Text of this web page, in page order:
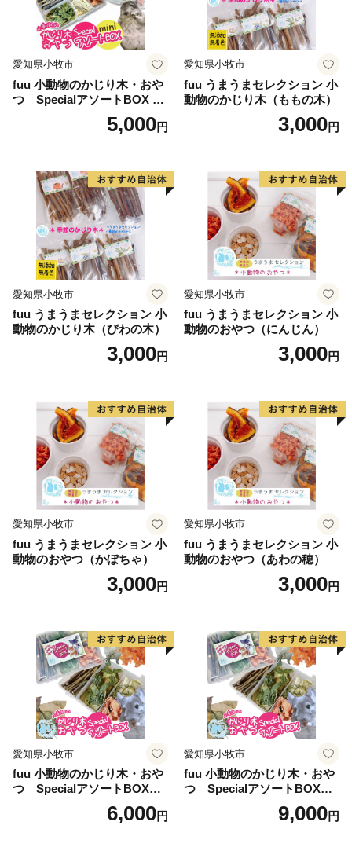
愛知県小牧市
fuu 小動物のかじり木・おや
つ SpecialアソートBOX mi
5,000円
愛知県小牧市
fuu うまうまセレクション 小
動物のかじり木（ももの木）
3,000円
愛知県小牧市
fuu うまうまセレクション 小
動物のかじり木（びわの木）
3,000円
愛知県小牧市
fuu うまうまセレクション 小
動物のおやつ（にんじん）
3,000円
愛知県小牧市
fuu うまうまセレクション 小
動物のおやつ（かぼちゃ）
3,000円
愛知県小牧市
fuu うまうまセレクション 小
動物のおやつ（あわの穂）
3,000円
愛知県小牧市
fuu 小動物のかじり木・おや
つ SpecialアソートBOX（1
6,000円
愛知県小牧市
fuu 小動物のかじり木・おや
つ SpecialアソートBOX（2
9,000円